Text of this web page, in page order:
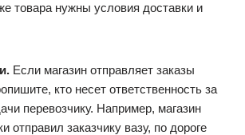
товара нужны условия доставки и
Если магазин отправляет заказы
кто несет ответственность за
перевозчику. Например, магазин
отправил заказчику вазу, по дороге